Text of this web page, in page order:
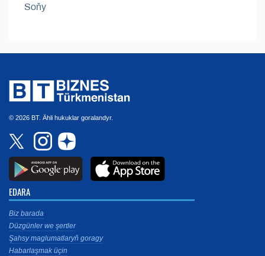
Soňy
© 2026 BT. Ähli hukuklar goralandyr.
EDARA
Biz barada
Düzgünler we şertler
Şahsy maglumatlaryň goragy
Habarlaşmak üçin